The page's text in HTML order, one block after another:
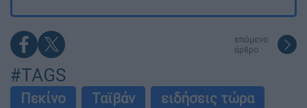
επόμενο
άρθρο
#TAGS
Πεκίνο Ταϊβάν
ειδήσεις τώρα